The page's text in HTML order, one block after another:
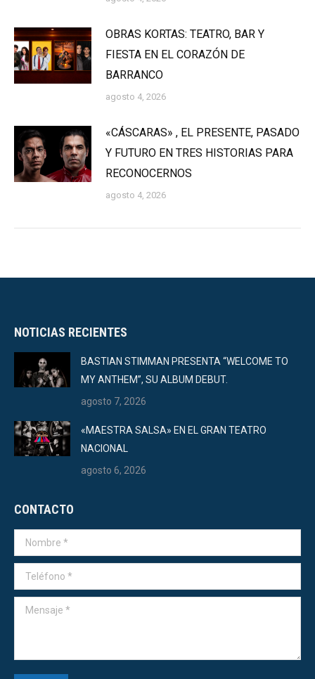
OBRAS KORTAS: TEATRO, BAR Y
FIESTA EN EL CORAZÓN DE
BARRANCO
agosto 4, 2026
«CÁSCARAS» , EL PRESENTE, PASADO
Y FUTURO EN TRES HISTORIAS PARA
RECONOCERNOS
agosto 4, 2026
NOTICIAS RECIENTES
BASTIAN STIMMAN PRESENTA “WELCOME TO
MY ANTHEM”, SU ALBUM DEBUT.
agosto 7, 2026
«MAESTRA SALSA» EN EL GRAN TEATRO
NACIONAL
agosto 6, 2026
CONTACTO
Nombre *
Teléfono *
Mensaje *